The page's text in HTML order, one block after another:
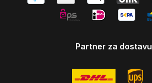
Partner za dostavu